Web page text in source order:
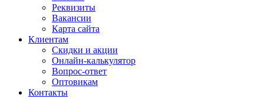
Реквизиты
Вакансии
Карта сайта
Клиентам
Скидки и акции
Онлайн-калькулятор
Вопрос-ответ
Оптовикам
Контакты